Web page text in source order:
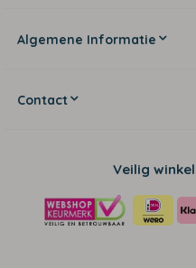
Algemene Informatie
Contact
Veilig